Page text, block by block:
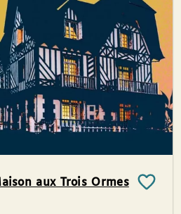
aux Trois Ormes